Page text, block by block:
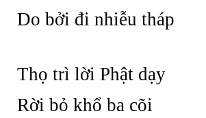
Do bởi đi nhiễu tháp
Thọ trì lời Phật dạy
Rời bỏ khổ ba cõi